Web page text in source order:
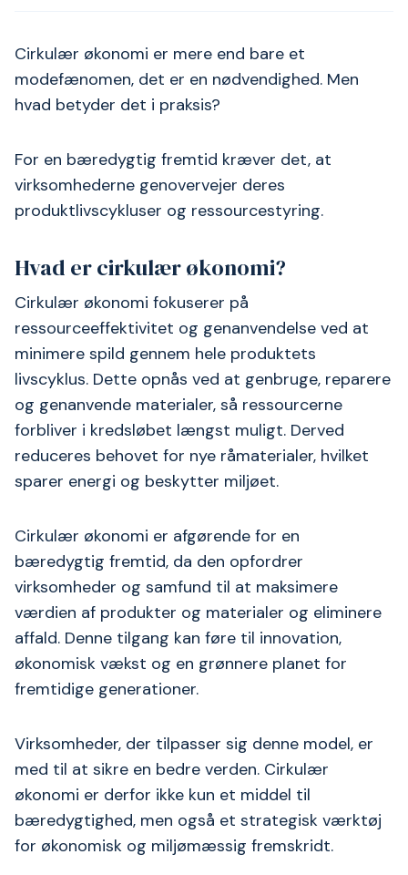
Cirkulær økonomi er mere end bare et
modefænomen, det er en nødvendighed. Men
hvad betyder det i praksis?
For en bæredygtig fremtid kræver det, at
virksomhederne genovervejer deres
produktlivscykluser og ressourcestyring.
Hvad er cirkulær økonomi?
Cirkulær økonomi fokuserer på
ressourceeffektivitet og genanvendelse ved at
minimere spild gennem hele produktets
livscyklus. Dette opnås ved at genbruge, reparere
og genanvende materialer, så ressourcerne
forbliver i kredsløbet længst muligt. Derved
reduceres behovet for nye råmaterialer, hvilket
sparer energi og beskytter miljøet.
Cirkulær økonomi er afgørende for en
bæredygtig fremtid, da den opfordrer
virksomheder og samfund til at maksimere
værdien af produkter og materialer og eliminere
affald. Denne tilgang kan føre til innovation,
økonomisk vækst og en grønnere planet for
fremtidige generationer.
Virksomheder, der tilpasser sig denne model, er
med til at sikre en bedre verden. Cirkulær
økonomi er derfor ikke kun et middel til
bæredygtighed, men også et strategisk værktøj
for økonomisk og miljømæssig fremskridt.